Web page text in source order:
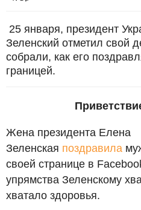
25 января, президент
Зеленский отметил свой
собрали, как его
границей.
Жена президента Елена
Зеленская поздравила
своей странице в
упрямства Зеленскому
хватало здоровья.